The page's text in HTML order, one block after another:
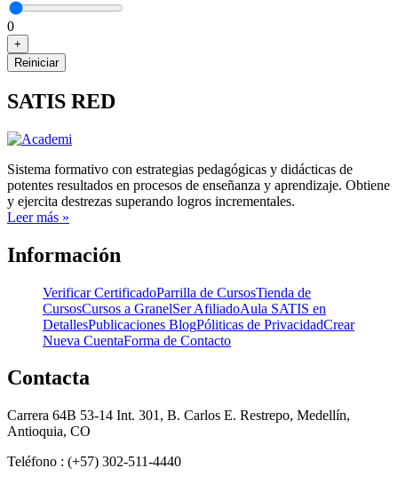
0
+
Reiniciar
SATIS RED
Sistema formativo con estrategias pedagógicas y didácticas de
potentes resultados en procesos de enseñanza y aprendizaje. Obtiene
y ejercita destrezas superando logros incrementales.
Leer más »
Información
Verificar CertificadoParrilla de CursosTienda de
CursosCursos a GranelSer AfiliadoAula SATIS en
DetallesPublicaciones BlogPóliticas de PrivacidadCrear
Nueva CuentaForma de Contacto
Contacta
Carrera 64B 53-14 Int. 301, B. Carlos E. Restrepo, Medellín,
Antioquia, CO
Teléfono : (+57) 302-511-4440